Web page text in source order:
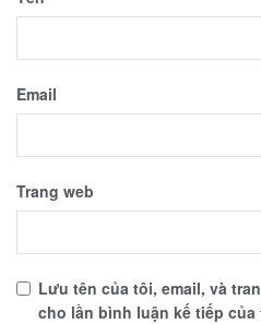
Email
Trang web
Lưu tên của tôi, email, và
cho lần bình luận kế tiếp của